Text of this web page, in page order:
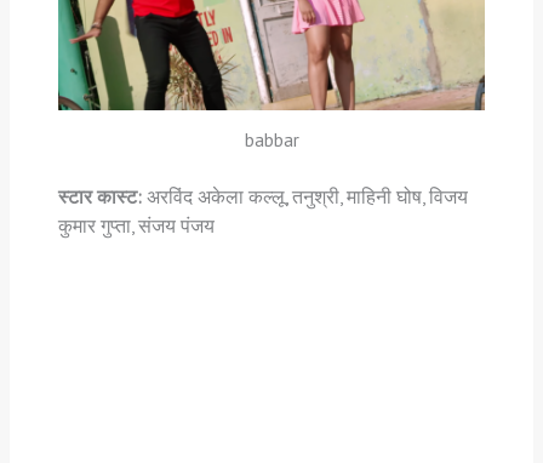
babbar
स्टार कास्ट: अरविंद अकेला कल्लू, तनुश्री, माहिनी घोष, विजय
कुमार गुप्ता, संजय पंजय